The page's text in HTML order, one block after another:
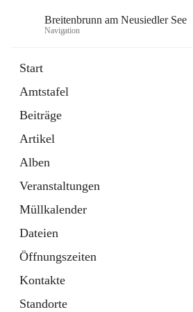
Breitenbrunn am Neusiedler See
Navigation
Start
Amtstafel
Beiträge
Artikel
Alben
Veranstaltungen
Müllkalender
Dateien
Öffnungszeiten
Kontakte
Standorte
18 Schnellzugriffe
Gemeindeservice